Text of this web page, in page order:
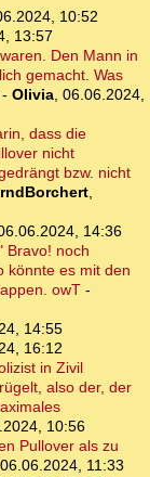
10:52
13:57
Den Mann in
gemacht. Was
- Olivia, 06.06.2024,
dass die
nicht
bzw. nicht
,
14:36
Bravo! noch
könnte es mit den
owT -
14:55
16:12
in Zivil
also der, der
10:56
Pullover als zu
06.06.2024, 11:33